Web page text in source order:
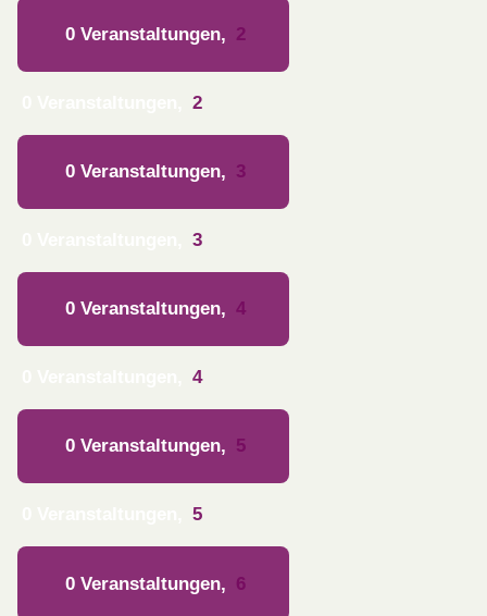
0 Veranstaltungen, 2
2
0 Veranstaltungen, 3
3
0 Veranstaltungen, 4
4
0 Veranstaltungen, 5
5
0 Veranstaltungen, 6